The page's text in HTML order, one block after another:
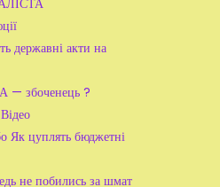
державні акти на
— збоченець ?
Як цуплять бюджетні
не побились за шмат